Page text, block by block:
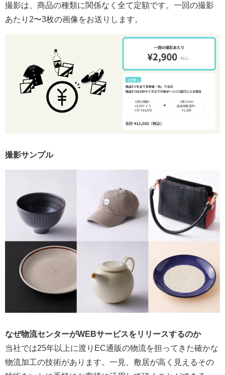
撮影は、商品の種類に関係なく全て定額です。一回の撮影
あたり2〜3枚の画像をお送りします。
撮影サンプル
なぜ物流センターがWEBサービスをリリースするのか
当社では25年以上に渡りEC通販の物流を担ってきた確かな
物流加工の技術があります。一見、敷居が高く見えるその